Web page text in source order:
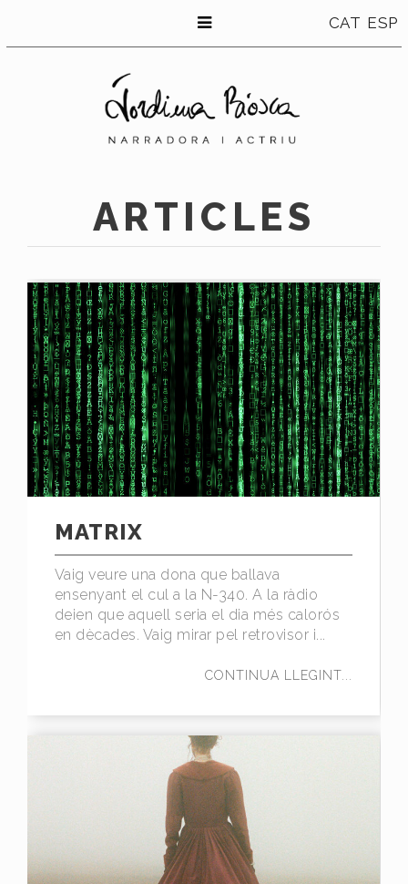
CAT ESP
ARTICLES
MATRIX
Vaig veure una dona que ballava
ensenyant el cul a la N-340. A la ràdio
deien que aquell seria el dia més calorós
en dècades. Vaig mirar pel retrovisor i...
CONTINUA LLEGINT...